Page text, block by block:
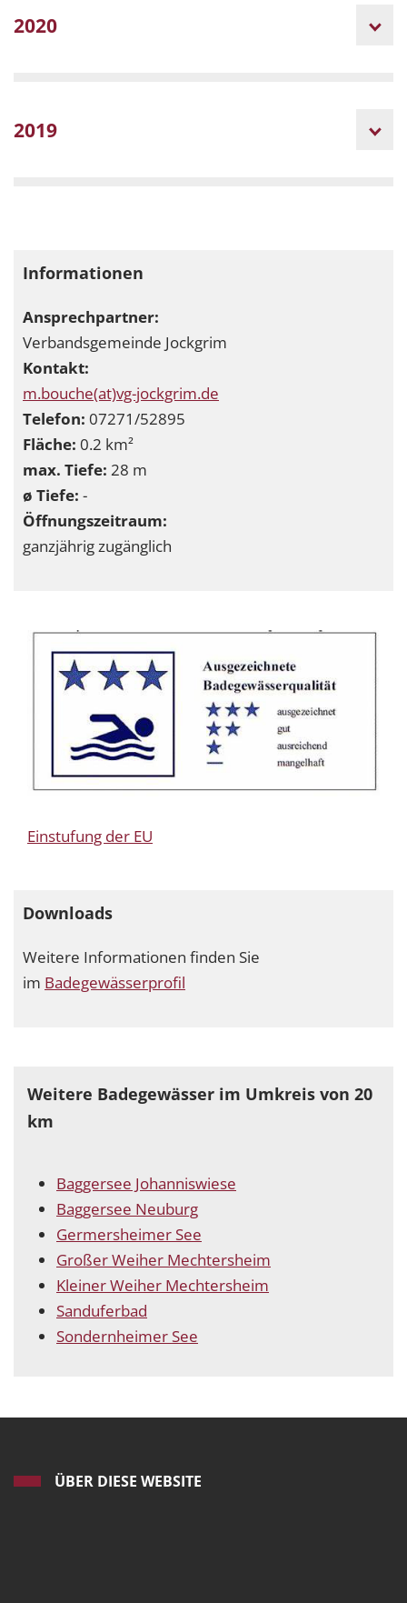
2020
2019
Informationen
Ansprechpartner:
Verbandsgemeinde Jockgrim
Kontakt:
m.bouche(at)vg-jockgrim.de
Telefon: 07271/52895
Fläche: 0.2 km²
max. Tiefe: 28 m
ø Tiefe: -
Öffnungszeitraum:
ganzjährig zugänglich
Einstufung der EU
Downloads
Weitere Informationen finden Sie
im Badegewässerprofil
Weitere Badegewässer im Umkreis von 20
km
Baggersee Johanniswiese
Baggersee Neuburg
Germersheimer See
Großer Weiher Mechtersheim
Kleiner Weiher Mechtersheim
Sanduferbad
Sondernheimer See
ÜBER DIESE WEBSITE